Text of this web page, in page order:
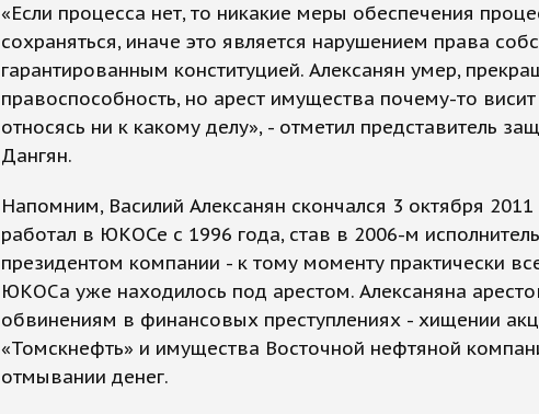
«Если процесса нет, то никакие меры обеспечения
сохраняться, иначе это является нарушением права
гарантированным конституцией. Алексанян умер,
правоспособность, но арест имущества почему-то
относясь ни к какому делу», - отметил представитель
Дангян.
Напомним, Василий Алексанян скончался 3 октября 2011
работал в ЮКОСе с 1996 года, став в 2006-м
президентом компании - к тому моменту практически
ЮКОСа уже находилось под арестом. Алексаняна
обвинениям в финансовых преступлениях - хищении
«Томскнефть» и имущества Восточной нефтяной
отмывании денег.